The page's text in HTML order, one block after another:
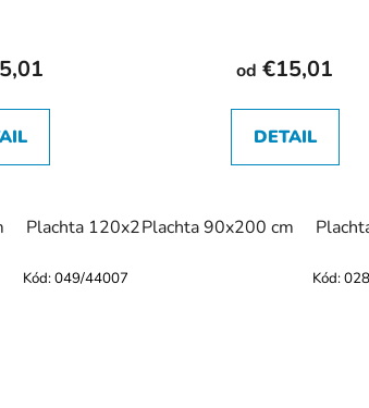
Plachta 120x200 cm Plachta 140x200
od €15,01
DETAIL
Plachta 90x200 cm
Kód:049/44007 Kód: